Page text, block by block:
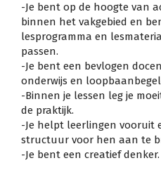
-Je bent op de hoogte van
binnen het vakgebied en
lesprogramma en
passen.
-Je bent een bevlogen
onderwijs en
-Binnen je lessen leg je
de praktijk.
-Je helpt leerlingen vooruit
structuur voor hen aan te
-Je bent een creatief denker.